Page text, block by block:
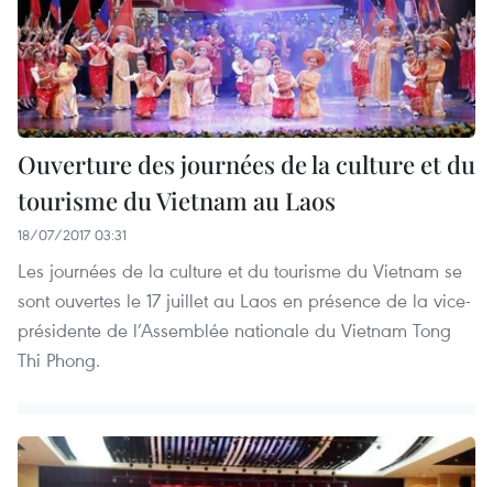
Ouverture des journées de la culture et du
tourisme du Vietnam au Laos
18/07/2017 03:31
Les journées de la culture et du tourisme du Vietnam se
sont ouvertes le 17 juillet au Laos en présence de la vice-
présidente de l’Assemblée nationale du Vietnam Tong
Thi Phong.